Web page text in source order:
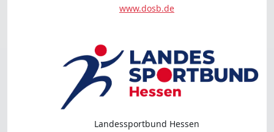
www.dosb.de
Landessportbund Hessen